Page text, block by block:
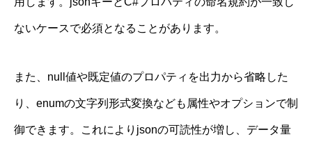
ないケースで必須となることがあります。
また、null値や既定値のプロパティを出力から省略した
り、enumの文字列形式変換なども属性やオプションで制
御できます。これによりjsonの可読性が増し、データ量